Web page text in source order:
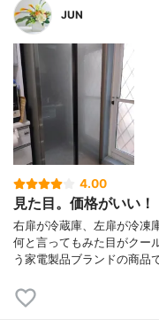
JUN
4.00
見た目。価格がいい！
右扉が冷蔵庫、左扉が冷凍
何と言ってもみた目がクー
う家電製品ブランドの商品